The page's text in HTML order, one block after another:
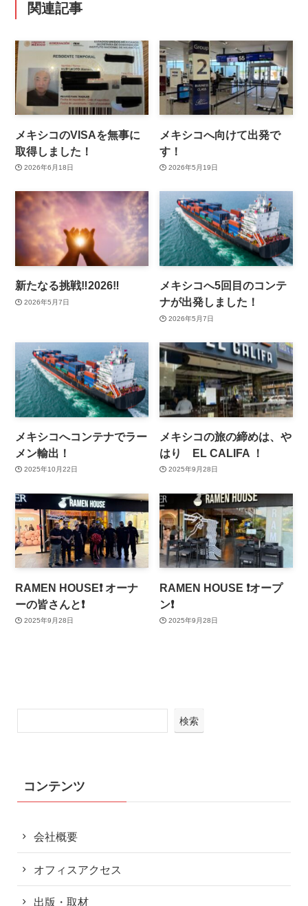
関連記事
メキシコのVISAを無事に
取得しました！
2026年6月18日
メキシコへ向けて出発で
す！
2026年5月19日
新たなる挑戦‼️2026‼️
2026年5月7日
メキシコへ5回目のコンテ
ナが出発しました！
2026年5月7日
メキシコへコンテナでラー
メン輸出！
2025年10月22日
メキシコの旅の締めは、や
はり EL CALIFA ！
2025年9月28日
RAMEN HOUSE❗️ オーナ
ーの皆さんと❗️
2025年9月28日
RAMEN HOUSE ❗️オープ
ン❗️
2025年9月28日
検索
コンテンツ
会社概要
オフィスアクセス
出版・取材